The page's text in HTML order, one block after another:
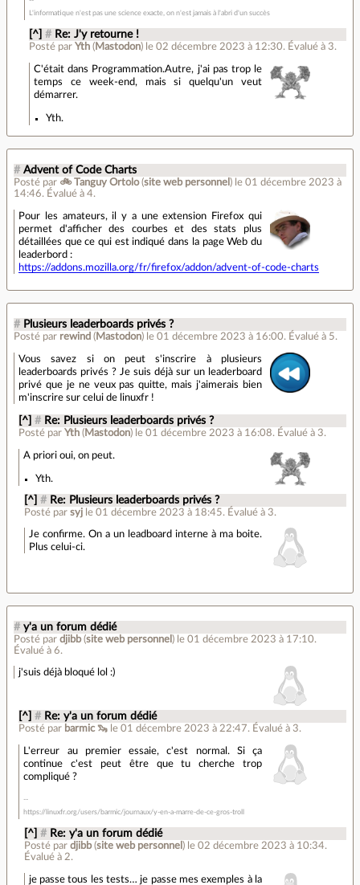
L'informatique n'est pas une science exacte, on n'est jamais à l'abri d'un succès
[^] # Re: J'y retourne !
Posté par Yth ( Mastodon) le 02 décembre 2023 à 12:30. Évalué à 3.
C'était dans Programmation.Autre, j'ai pas trop le
temps ce week-end, mais si quelqu'un veut
démarrer.
Yth.
# Advent of Code Charts
Posté par 🚲 Tanguy Ortolo(site web personnel ) le 01 décembre 2023 à
14:46. Évalué à 4.
Pour les amateurs, il y a une extension Firefox qui
permet d'afficher des courbes et des stats plus
détaillées que ce qui est indiqué dans la page Web du
leaderbord :
https://addons.mozilla.org/fr/firefox/addon/advent-of-code-charts
# Plusieurs leaderboards privés ?
Posté par rewind ( Mastodon) le 01 décembre 2023 à 16:00. Évalué à 5.
Vous savez si on peut s'inscrire à plusieurs
leaderboards privés ? Je suis déjà sur un leaderboard
privé que je ne veux pas quitte, mais j'aimerais bien
m'inscrire sur celui de linuxfr !
[^] # Re: Plusieurs leaderboards privés ?
Posté parYth ( Mastodon) le 01 décembre 2023 à 16:08. Évalué à 3.
A priori oui, on peut.
Yth.
[^] # Re: Plusieurs leaderboards privés ?
Posté par syj le 01 décembre 2023 à 18:45. Évalué à 3.
Je confirme. On a un leadboard interne à ma boite.
Plus celui-ci.
# y'a un forum dédié
Posté par djibb(site web personnel ) le 01 décembre 2023 à 17:10.
Évalué à 6.
j'suis déjà bloqué lol :)
[^] # Re: y'a un forum dédié
Posté par barmic 🦦 le 01 décembre 2023 à 22:47. Évalué à 3.
L'erreur au premier essaie, c'est normal. Si ça
continue c'est peut être que tu cherche trop
compliqué ?
https://linuxfr.org/users/barmic/journaux/y-en-a-marre-de-ce-gros-troll
[^] # Re: y'a un forum dédié
Posté par djibb(site web personnel ) le 02 décembre 2023 à 10:34.
Évalué à 2.
je passe tous les tests… je passe mes exemples à la